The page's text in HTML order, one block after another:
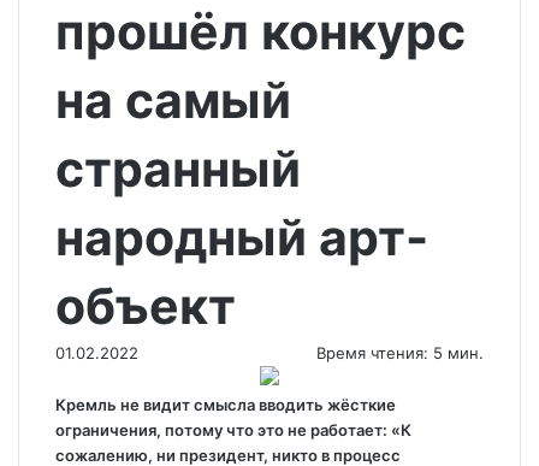
прошёл конкурс
на самый
странный
народный арт-
объект
01.02.2022 Время чтения: 5 мин.
Кремль не видит смысла вводить жёсткие
ограничения, потому что это не работает: «К
сожалению, ни президент, никто в процесс